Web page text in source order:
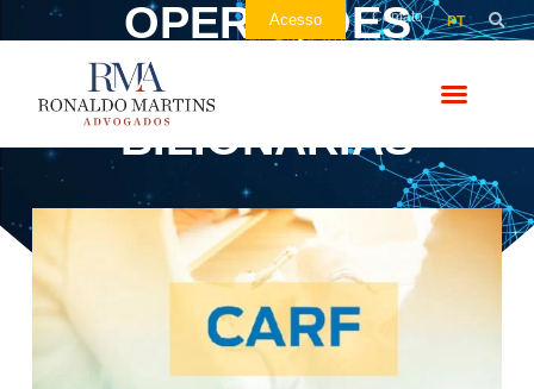
Acesso Contato PT
OPERAÇÕES
SOCIETÁRIAS
BILIONÁRIAS